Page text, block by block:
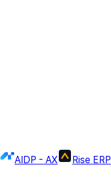
AIDP - AX Rise ERP